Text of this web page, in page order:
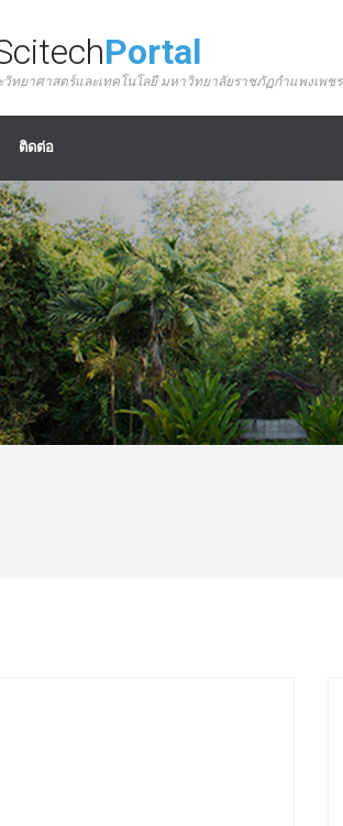
Portal
ทยาศาสตร์และเทคโนโลยี มหาวิทยาลัยราชภัฏกำแพงเพชร
ติดต่อ